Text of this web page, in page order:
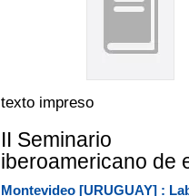
texto impreso
II Seminario
iberoamericano de
Montevideo [URUGUAY] :